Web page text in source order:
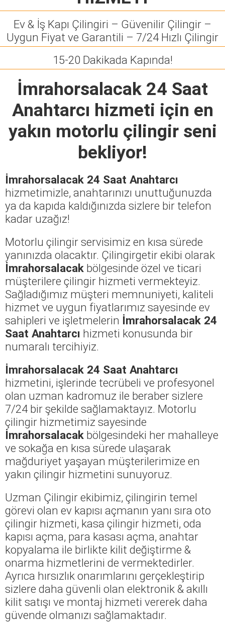
Ev & İş Kapı Çilingiri – Güvenilir Çilingir –
Uygun Fiyat ve Garantili – 7/24 Hızlı Çilingir
15-20 Dakikada Kapında!
İmrahorsalacak 24 Saat
Anahtarcı hizmeti için en
yakın motorlu çilingir seni
bekliyor!
İmrahorsalacak 24 Saat Anahtarcı
hizmetimizle, anahtarınızı unuttuğunuzda
ya da kapıda kaldığınızda sizlere bir telefon
kadar uzağız!
Motorlu çilingir servisimiz en kısa sürede
yanınızda olacaktır. Çilingirgetir ekibi olarak
İmrahorsalacak bölgesinde özel ve ticari
müşterilere çilingir hizmeti vermekteyiz.
Sağladığımız müşteri memnuniyeti, kaliteli
hizmet ve uygun fiyatlarımız sayesinde ev
sahipleri ve işletmelerin İmrahorsalacak 24
Saat Anahtarcı hizmeti konusunda bir
numaralı tercihiyiz.
İmrahorsalacak 24 Saat Anahtarcı
hizmetini, işlerinde tecrübeli ve profesyonel
olan uzman kadromuz ile beraber sizlere
7/24 bir şekilde sağlamaktayız. Motorlu
çilingir hizmetimiz sayesinde
İmrahorsalacak bölgesindeki her mahalleye
ve sokağa en kısa sürede ulaşarak
mağduriyet yaşayan müşterilerimize en
yakın çilingir hizmetini sunuyoruz.
Uzman Çilingir ekibimiz, çilingirin temel
görevi olan ev kapısı açmanın yanı sıra oto
çilingir hizmeti, kasa çilingir hizmeti, oda
kapısı açma, para kasası açma, anahtar
kopyalama ile birlikte kilit değiştirme &
onarma hizmetlerini de vermektedirler.
Ayrıca hırsızlık onarımlarını gerçekleştirip
sizlere daha güvenli olan elektronik & akıllı
kilit satışı ve montaj hizmeti vererek daha
güvende olmanızı sağlamaktadır.